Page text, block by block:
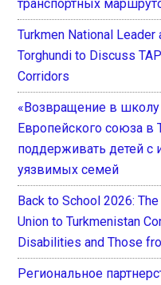
транспортных
Turkmen National
Torghundi to Discuss
Corridors
«Возвращение в школу
Европейского союза в
поддерживать детей с
уязвимых семей
Back to School 2026:
Union to Turkmenistan
Disabilities and Those
Региональное